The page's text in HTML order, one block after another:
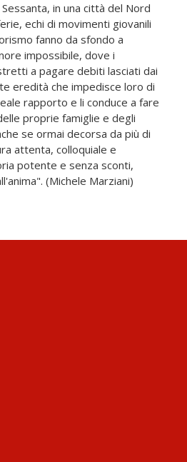
in una città del Nord
echi di movimenti giovanili
fanno da sfondo a
impossibile, dove i
a pagare debiti lasciati dai
eredità che impedisce loro di
rapporto e li conduce a fare
proprie famiglie e degli
se ormai decorsa da più di
attenta, colloquiale e
potente e senza sconti,
(Michele Marziani)